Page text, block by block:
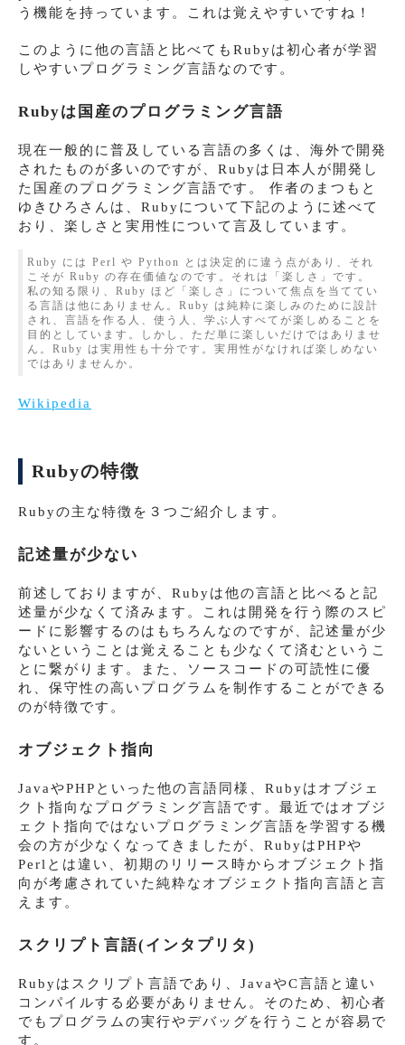
う機能を持っています。これは覚えやすいですね！
このように他の言語と比べてもRubyは初心者が学習
しやすいプログラミング言語なのです。
Rubyは国産のプログラミング言語
現在一般的に普及している言語の多くは、海外で開発
されたものが多いのですが、Rubyは日本人が開発し
た国産のプログラミング言語です。 作者のまつもと
ゆきひろさんは、Rubyについて下記のように述べて
おり、楽しさと実用性について言及しています。
Ruby には Perl や Python とは決定的に違う点があり、それ
こそが Ruby の存在価値なのです。それは「楽しさ」です。
私の知る限り、Ruby ほど「楽しさ」について焦点を当ててい
る言語は他にありません。Ruby は純粋に楽しみのために設計
され、言語を作る人、使う人、学ぶ人すべてが楽しめることを
目的としています。しかし、ただ単に楽しいだけではありませ
ん。Ruby は実用性も十分です。実用性がなければ楽しめない
ではありませんか。
Wikipedia
Rubyの特徴
Rubyの主な特徴を３つご紹介します。
記述量が少ない
前述しておりますが、Rubyは他の言語と比べると記
述量が少なくて済みます。これは開発を行う際のスピ
ードに影響するのはもちろんなのですが、記述量が少
ないということは覚えることも少なくて済むというこ
とに繋がります。また、ソースコードの可読性に優
れ、保守性の高いプログラムを制作することができる
のが特徴です。
オブジェクト指向
JavaやPHPといった他の言語同様、Rubyはオブジェ
クト指向なプログラミング言語です。最近ではオブジ
ェクト指向ではないプログラミング言語を学習する機
会の方が少なくなってきましたが、RubyはPHPや
Perlとは違い、初期のリリース時からオブジェクト指
向が考慮されていた純粋なオブジェクト指向言語と言
えます。
スクリプト言語(インタプリタ)
Rubyはスクリプト言語であり、JavaやC言語と違い
コンパイルする必要がありません。そのため、初心者
でもプログラムの実行やデバッグを行うことが容易で
す。